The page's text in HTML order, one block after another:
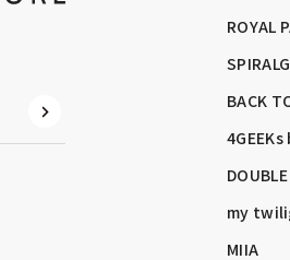
ROYAL
BACK
4GEEKs
my
MIIA